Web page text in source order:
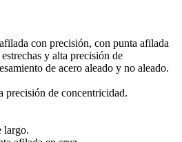
con precisión, con punta afilada
y alta precisión de
de acero aleado y no aleado.
precisión de concentricidad.
largo.